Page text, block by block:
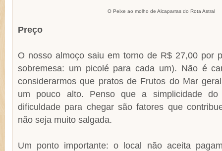
O Peixe ao molho de Alcaparras do Rota Astral
Preço
O nosso almoço saiu em torno de R$ 27,00 por
sobremesa: um picolé para cada um). Não é
considerarmos que pratos de Frutos do Mar
um pouco alto. Penso que a simplicidade
dificuldade para chegar são fatores que
não seja muito salgada.
Um ponto importante: o local não aceita